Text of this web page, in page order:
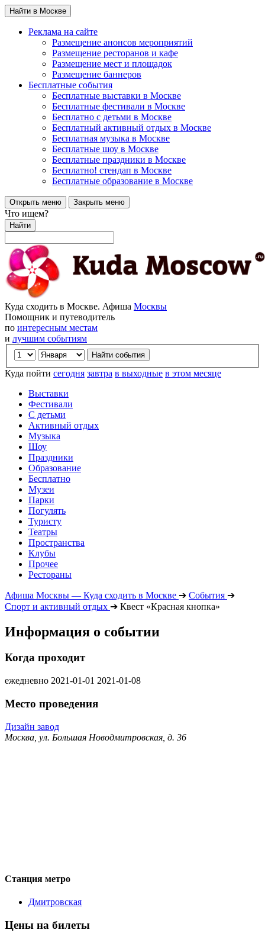
Найти в Москве
Реклама на сайте
Размещение анонсов мероприятий
Размещение ресторанов и кафе
Размещение мест и площадок
Размещение баннеров
Бесплатные события
Бесплатные выставки в Москве
Бесплатные фестивали в Москве
Бесплатно с детьми в Москве
Бесплатный активный отдых в Москве
Бесплатная музыка в Москве
Бесплатные шоу в Москве
Бесплатные праздники в Москве
Бесплатно! стендап в Москве
Бесплатные образование в Москве
Открыть меню Закрыть меню
Что ищем?
Найти
Куда сходить в Москве. Афиша Москвы
Помощник и путеводитель
по интересным местам
и лучшим событиям
Куда пойти сегодня завтра в выходные в этом месяце
Выставки
Фестивали
С детьми
Активный отдых
Музыка
Шоу
Праздники
Образование
Бесплатно
Музеи
Парки
Погулять
Туристу
Театры
Пространства
Клубы
Прочее
Рестораны
Афиша Москвы — Куда сходить в Москве ➔ События ➔
Спорт и активный отдых ➔ Квест «Красная кнопка»
Информация о событии
Когда проходит
ежедневно 2021-01-01 2021-01-08
Место проведения
Дизайн завод
Москва, ул. Большая Новодмитровская, д. 36
Станция метро
Дмитровская
Цены на билеты